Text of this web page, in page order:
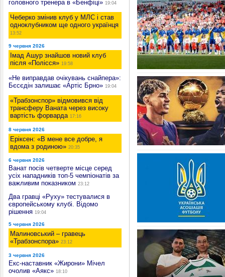
головного тренера в «Бенфіці» 19:04
Чеберко змінив клуб у МЛС і став
одноклубником ще одного українця
13:52
9 червня 2026
Імад Ашур знайшов новий клуб
після «Полісся» 19:58
«Не виправдав очікувань снайпера»:
Бєсєдін залишає «Артіс Брно» 19:04
«Трабзонспор» відмовився від
трансферу Ваната через високу
вартість форварда 17:16
8 червня 2026
Еріксен: «В мене все добре, я
вдома з родиною» 20:35
6 червня 2026
Ванат посів четверте місце серед
усіх нападників топ-5 чемпіонатів за
важливим показником 23:12
Два гравці «Руху» тестувалися в
європейському клубі. Відомо
рішення 19:04
5 червня 2026
Малиновський – гравець
«Трабзонспора» 23:12
3 червня 2026
Екс-наставник «Жирони» Мічел
очолив «Аякс» 18:10